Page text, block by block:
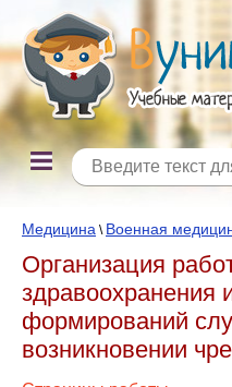
Медицина \ Военная
Организация
здравоохранения
формирований
возникновении